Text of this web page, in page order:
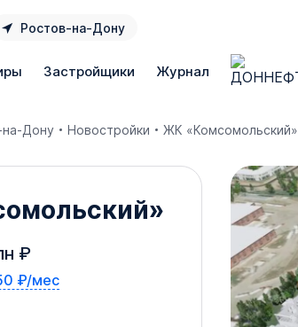
Ростов‑на‑Дону
Застройщики Журнал
Новостройки ЖК «Комсомольский»
»
₽
₽/мес